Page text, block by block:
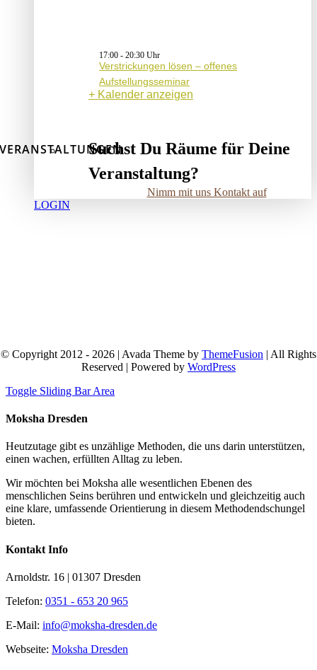
17:00 - 20:30
Verstrickungen lösen – offenes
Aufstellungsseminar
Kalender anzeigen
Suchst Du Räume für Deine
Veranstaltung?
Nimm mit uns Kontakt auf
LOGIN
VERANSTALTUNGEN
© Copyright 2012 - 2026 | Avada Theme by ThemeFusion | All Rights
Reserved | Powered by WordPress
Toggle Sliding Bar Area
Moksha Dresden
Heutzutage gibt es unzählige Methoden, die uns darin unterstützen,
einen wachen, erfüllten Alltag zu leben.
Wir möchten bei Moksha alle wesent­lichen Ebenen des
menschlichen Seins berühren und entwickeln und gleichzeitig auch
eine klare, umfassende Orientierung in diesem Methodendschungel
bieten.
Kontakt Info
Arnoldstr. 16 | 01307 Dresden
Telefon: 0351 - 653 20 965
E-Mail: info@moksha-dresden.de
Webseite: Moksha Dresden